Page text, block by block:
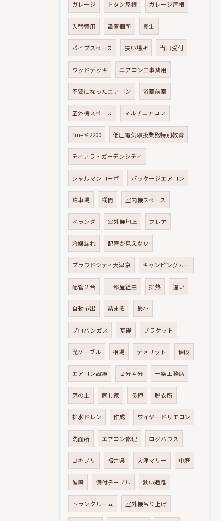
ガレージ トタン屋根 ガレージ屋根
入替費用 設置個所 養生
パイプスペース 狭い場所 当日受付
ウッドデッキ エアコン工事費用
不要になったエアコン 浴室前室
室外機スペース マルチエアコン
1m=￥2200 低圧電気取扱業務特別教育
ティアラ・ガーデンシティ
シャルマンコーポ パッケージエアコン
駐車場 欄間 室内機スペース
ベランダ 室外機地上 フレア
冷媒漏れ 配管が見えない
プラウドシティ大津京 キャンピングカー
配管２台 一部屋経由 排熱 違い
自動排出 詰まる 最小
プロパンガス 基礎 ブラケット
光ケーブル 相場 デメリット 値段
エアコン設置 ２分４分 一条工務店
窓の上 同じ家 長押 脱衣所
排水ドレン 作成 ワイヤードリモコン
洗面所 エアコン修理 ログハウス
ゴキブリ 福井県 大津マリー 中庭
破風 備付テーブル 狭い通路
トランクルーム 室外機吊り上げ